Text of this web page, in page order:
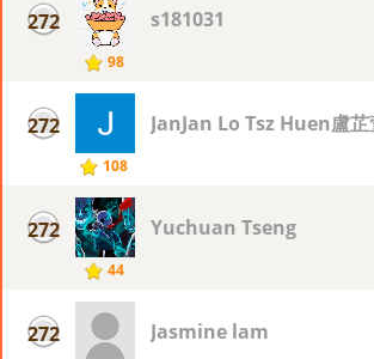
272
98
s181031
272
108
JanJan Lo Tsz Huen盧芷
272
44
Yuchuan Tseng
272 Jasmine lam